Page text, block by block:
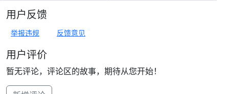
用户反馈
举报违规 反馈意见
用户评价
暂无评论，评论区的故事，期待从您开始！